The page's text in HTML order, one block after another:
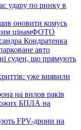
удару по ринку в
оновити комусь
цінамФОТО
Кондратенка
авто
суден, що прямують
уже виявили
на вилов раків
БПЛА на
FPV-дрони на